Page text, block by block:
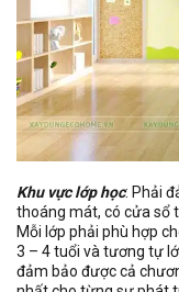
Khu vực lớp học: Phải
thoáng mát, có cửa sổ
Mỗi lớp phải phù hợp
3 – 4 tuổi và tương tự
đảm bảo được cả